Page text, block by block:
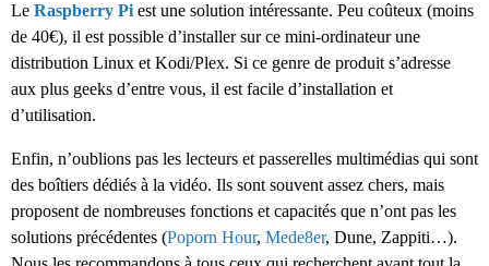
Le Raspberry Pi est une solution intéressante. Peu coûteux (moins
de 40€), il est possible d’installer sur ce mini-ordinateur une
distribution Linux et Kodi/Plex. Si ce genre de produit s’adresse
aux plus geeks d’entre vous, il est facile d’installation et
d’utilisation.
Enfin, n’oublions pas les lecteurs et passerelles multimédias qui sont
des boîtiers dédiés à la vidéo. Ils sont souvent assez chers, mais
proposent de nombreuses fonctions et capacités que n’ont pas les
solutions précédentes (Poporn Hour, Mede8er, Dune, Zappiti…).